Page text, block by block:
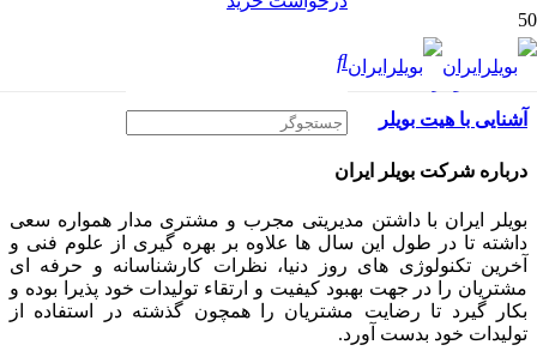
آشنایی با هیت بویلر
درباره شرکت بویلر ایران
بویلر ایران با داشتن مدیریتی مجرب و مشتری مدار همواره سعی
داشته تا در طول این سال ها علاوه بر بهره گیری از علوم فنی و
آخرین تکنولوژی های روز دنیا، نظرات کارشناسانه و حرفه ای
مشتریان را در جهت بهبود کیفیت و ارتقاء تولیدات خود پذیرا بوده و
بکار گیرد تا رضایت مشتریان را همچون گذشته در استفاده از
تولیدات خود بدست آورد.